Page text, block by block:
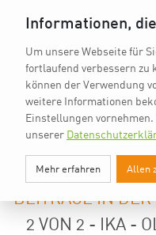
2016 -
BEITRÄGE IN
2 VON 2 - IKA -
Informationen,
Um unsere Webseite für
fortlaufend verbessern zu
können der Verwendung
weitere Informationen
Einstellungen vornehmen.
unserer
Mehr erfahren Allen